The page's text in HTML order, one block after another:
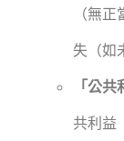
（無
失（如
「公
共利益